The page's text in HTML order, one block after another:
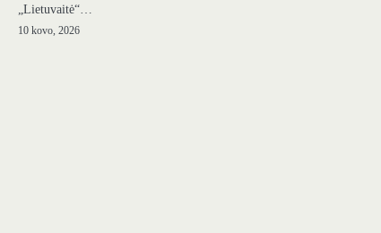
„Lietuvaitė“…
10 kovo, 2026